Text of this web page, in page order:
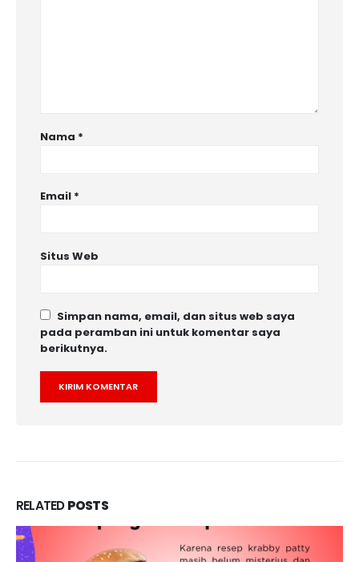
Nama *
Email *
Situs Web
Simpan nama, email, dan situs web saya
pada peramban ini untuk komentar saya
berikutnya.
RELATEDPOSTS